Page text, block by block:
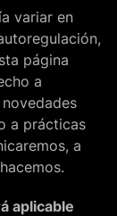
variar en
página
a
a prácticas
a
aplicable